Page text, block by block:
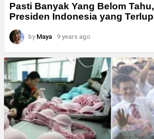
Pasti Banyak Yang Belom
Presiden Indonesia yang
by Maya 9 years ago